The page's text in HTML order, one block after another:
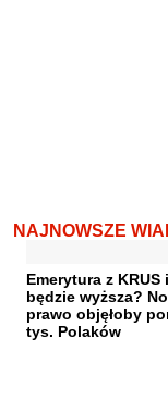
NAJNOWSZE
Emerytura z KRUS
będzie wyższa?
prawo objęłoby
tys. Polaków